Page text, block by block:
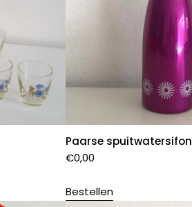
Paarse spuitwatersifon
€0,00
Bestellen